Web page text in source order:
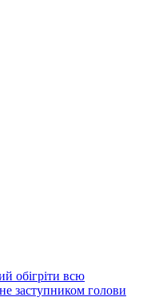
обігріти всю
заступником голови